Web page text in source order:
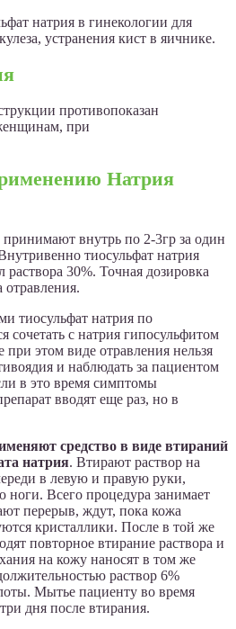
натрия в гинекологии для
устранения кист в яичнике.
противопоказан
при
Натрия
внутрь по 2-3гр за один
тиосульфат натрия
раствора 30%. Точная дозировка
отравления.
тиосульфат натрия по
сочетать с натрия гипосульфитом
этом виде отравления нельзя
и наблюдать за пациентом
в это время симптомы
вводят еще раз, но в
средство в виде втираний
натрия. Втирают раствор на
в левую и правую руки,
Всего процедура занимает
перерыв, ждут, пока кожа
кристаллики. После в той же
повторное втирание раствора и
на кожу наносят в том же
раствор 6%
Мытье пациенту во время
дня после втирания.